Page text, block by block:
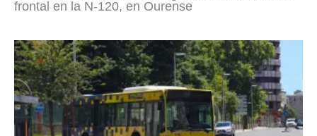
frontal en la N-120, en Ourense